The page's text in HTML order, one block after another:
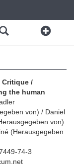
Critique /
the human
von) / Daniel
von)
(Herausgegeben
74-3